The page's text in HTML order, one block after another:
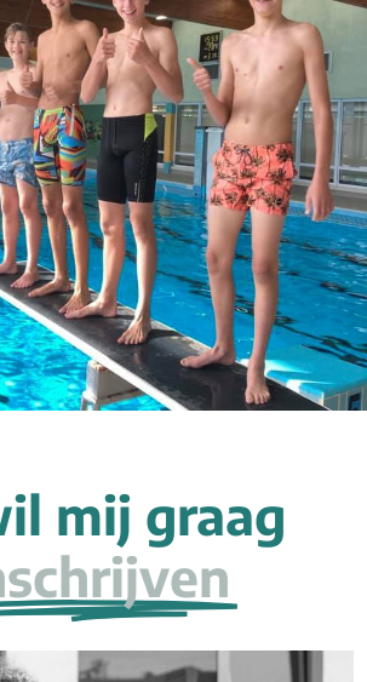
mij graag